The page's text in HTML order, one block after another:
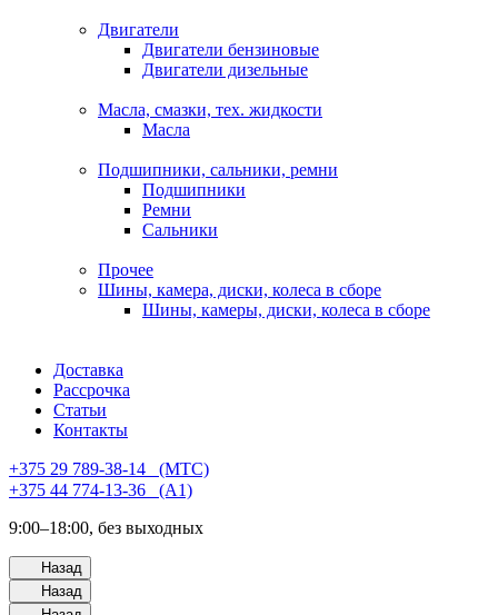
Двигатели
Двигатели бензиновые
Двигатели дизельные
Масла, смазки, тех. жидкости
Масла
Подшипники, сальники, ремни
Подшипники
Ремни
Сальники
Прочее
Шины, камера, диски, колеса в сборе
Шины, камеры, диски, колеса в сборе
Доставка
Рассрочка
Статьи
Контакты
+375 29 789-38-14⠀(МТС)
+375 44 774-13-36⠀(А1)
9:00–18:00, без выходных
Назад
Назад